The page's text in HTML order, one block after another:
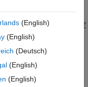
生成します この値が既定
生成します。
(English)
(English)
(Deutsch)
(English)
(English)